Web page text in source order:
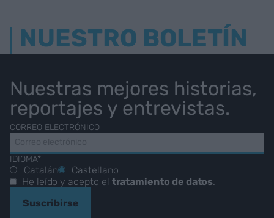
NUESTRO BOLETÍN
Nuestras mejores historias,
reportajes y entrevistas.
CORREO ELECTRÓNICO
IDIOMA*
Catalán
Castellano
He leído y acepto el tratamiento de datos.
Suscribirse